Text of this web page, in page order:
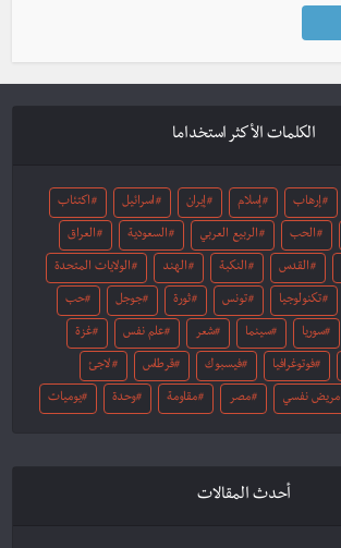
الكلمات الأكثر استخداما
إرهاب إسلام إيران اسرائيل اكتئاب
الحب الربيع العربي السعودية العراق
القدس النكبة الهند الولايات المتحدة
تكنولوجيا تونس ثورة جوجل حب
سوريا سينما شعر علم نفس غزة
فوتوغرافيا فيسبوك قرطاس لاجئ
مريض نفسي مصر مقاومة وحدة يوميات
أحدث المقالات